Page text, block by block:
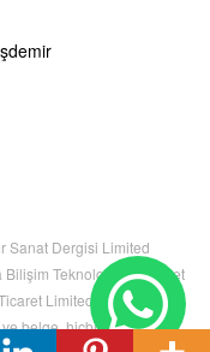
Sanat Dergisi Limited
Teknolojileri İnternet
Limited Şirketi. Bu
belge, hiçbir şekilde